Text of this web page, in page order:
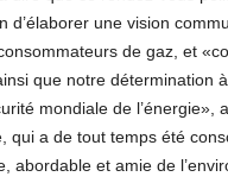
d’élaborer une vision
de gaz, et
que notre détermination
mondiale de l’énergie»,
qui a de tout temps été
abordable et amie de